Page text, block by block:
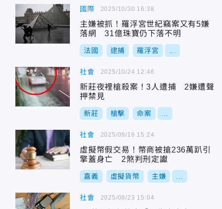
國際
主嫌被抓！羅浮宮世紀竊案又有5嫌
落網 31億珠寶仍下落不明
法國 逮捕 羅浮宮
2025/10/30 16:38
社會
新莊夜裡槍殺案！3人遭捕 2嫌遭聲
押禁見
新莊 槍擊 命案
2025/10/24 12:46
社會
虛擬幣假交易！幣商被搶236萬趴引
擎蓋身亡 2煞判刑定讞
嘉義 虛擬貨幣 主嫌
2025/09/16 15:24
社會 2025/08/23 15:04